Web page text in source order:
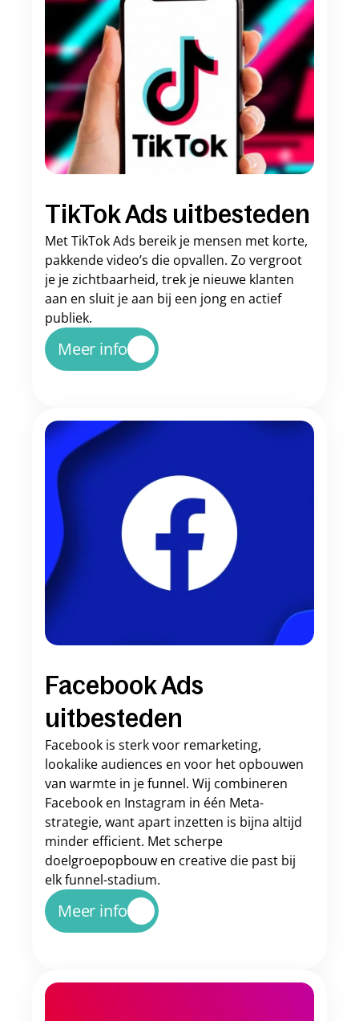
TikTok Ads uitbesteden
Met TikTok Ads bereik je mensen met korte,
pakkende video’s die opvallen. Zo vergroot
je je zichtbaarheid, trek je nieuwe klanten
aan en sluit je aan bij een jong en actief
publiek.
Meer info
Facebook Ads
uitbesteden
Facebook is sterk voor remarketing,
lookalike audiences en voor het opbouwen
van warmte in je funnel. Wij combineren
Facebook en Instagram in één Meta-
strategie, want apart inzetten is bijna altijd
minder efficient. Met scherpe
doelgroepopbouw en creative die past bij
elk funnel-stadium.
Meer info